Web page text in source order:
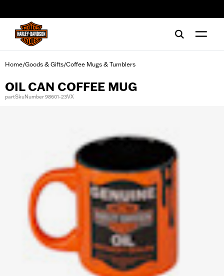
Home/Goods & Gifts/Coffee Mugs & Tumblers
OIL CAN COFFEE MUG
partSkuNumber 98601-23VX